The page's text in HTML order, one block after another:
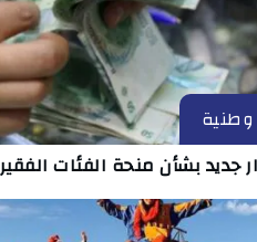
وطنية
جديد بشأن منحة الفئات